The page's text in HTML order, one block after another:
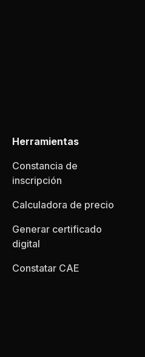
Herramientas
Constancia de
inscripción
Calculadora de precio
Generar certificado
digital
Constatar CAE